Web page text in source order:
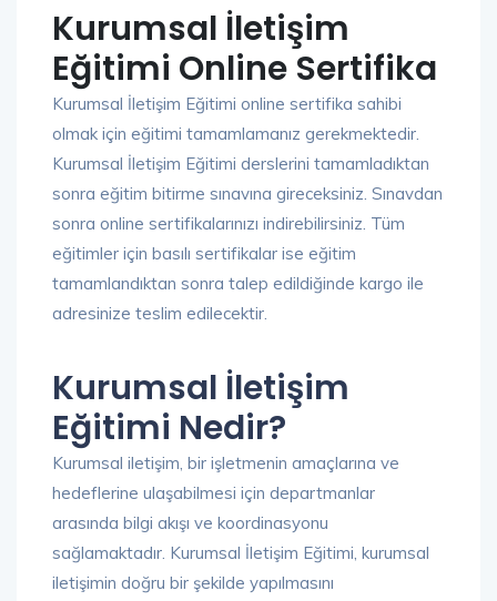
Kurumsal İletişim
Eğitimi Online Sertifika
Kurumsal İletişim Eğitimi online sertifika sahibi
olmak için eğitimi tamamlamanız gerekmektedir.
Kurumsal İletişim Eğitimi derslerini tamamladıktan
sonra eğitim bitirme sınavına gireceksiniz. Sınavdan
sonra online sertifikalarınızı indirebilirsiniz. Tüm
eğitimler için basılı sertifikalar ise eğitim
tamamlandıktan sonra talep edildiğinde kargo ile
adresinize teslim edilecektir.
Kurumsal İletişim
Eğitimi Nedir?
Kurumsal iletişim, bir işletmenin amaçlarına ve
hedeflerine ulaşabilmesi için departmanlar
arasında bilgi akışı ve koordinasyonu
sağlamaktadır. Kurumsal İletişim Eğitimi, kurumsal
iletişimin doğru bir şekilde yapılmasını